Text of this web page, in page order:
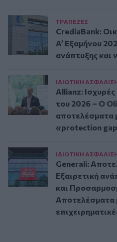
ΤΡAΠΕΖΕΣ
CrediaBank:
A’ Εξαμήνου
ανάπτυξης και
ΙΔΙΩΤΙΚΗ
Allianz:
του 2026 – Ο
αποτελέσματα
«protection
ΙΔΙΩΤΙΚΗ
Generali:
Εξαιρετική
και
Αποτελέσματα